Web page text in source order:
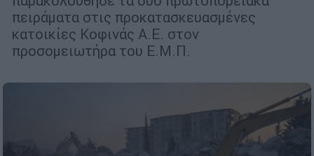
πειράματα στις προκατασκευασμένες
κατοικίες Κοφινάς Α.Ε. στον
προσομειωτήρα του Ε.Μ.Π.